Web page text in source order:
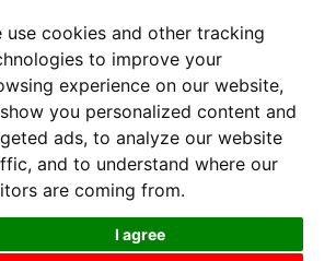
use cookies and other tracking
to improve your
experience on our website,
you personalized content and
ads, to analyze our website
and to understand where our
are coming from.
I agree
82